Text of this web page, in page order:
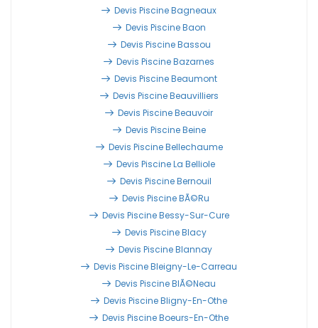
Devis Piscine Bagneaux
Devis Piscine Baon
Devis Piscine Bassou
Devis Piscine Bazarnes
Devis Piscine Beaumont
Devis Piscine Beauvilliers
Devis Piscine Beauvoir
Devis Piscine Beine
Devis Piscine Bellechaume
Devis Piscine La Belliole
Devis Piscine Bernouil
Devis Piscine BÃ©ru
Devis Piscine Bessy-Sur-Cure
Devis Piscine Blacy
Devis Piscine Blannay
Devis Piscine Bleigny-Le-Carreau
Devis Piscine BlÃ©neau
Devis Piscine Bligny-En-Othe
Devis Piscine Boeurs-En-Othe